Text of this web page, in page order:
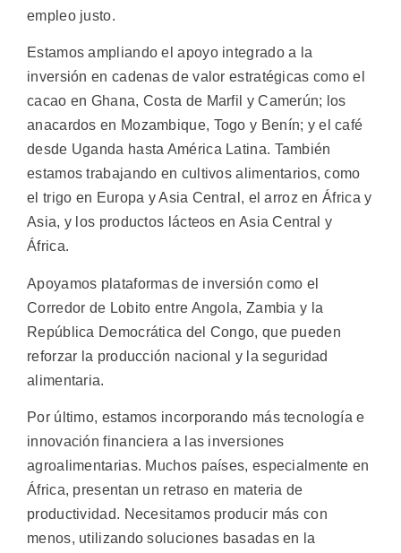
empleo justo.
Estamos ampliando el apoyo integrado a la
inversión en cadenas de valor estratégicas como el
cacao en Ghana, Costa de Marfil y Camerún; los
anacardos en Mozambique, Togo y Benín; y el café
desde Uganda hasta América Latina. También
estamos trabajando en cultivos alimentarios, como
el trigo en Europa y Asia Central, el arroz en África y
Asia, y los productos lácteos en Asia Central y
África.
Apoyamos plataformas de inversión como el
Corredor de Lobito entre Angola, Zambia y la
República Democrática del Congo, que pueden
reforzar la producción nacional y la seguridad
alimentaria.
Por último, estamos incorporando más tecnología e
innovación financiera a las inversiones
agroalimentarias. Muchos países, especialmente en
África, presentan un retraso en materia de
productividad. Necesitamos producir más con
menos, utilizando soluciones basadas en la